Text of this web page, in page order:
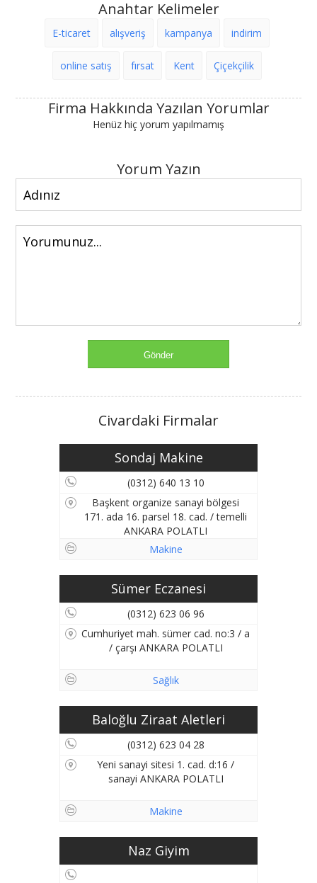
Anahtar Kelimeler
E-ticaret alışveriş kampanya indirim
online satış fırsat Kent Çiçekçilik
Firma Hakkında Yazılan Yorumlar
Henüz hiç yorum yapılmamış
Yorum Yazın
Civardaki Firmalar
Sondaj Makine
(0312) 640 13 10
Başkent organize sanayi bölgesi
171. ada 16. parsel 18. cad. / temelli
ANKARA POLATLI
Makine
Sümer Eczanesi
(0312) 623 06 96
Cumhuriyet mah. sümer cad. no:3 / a
/ çarşı ANKARA POLATLI
Sağlık
Baloğlu Ziraat Aletleri
(0312) 623 04 28
Yeni sanayi sitesi 1. cad. d:16 /
sanayi ANKARA POLATLI
Makine
Naz Giyim